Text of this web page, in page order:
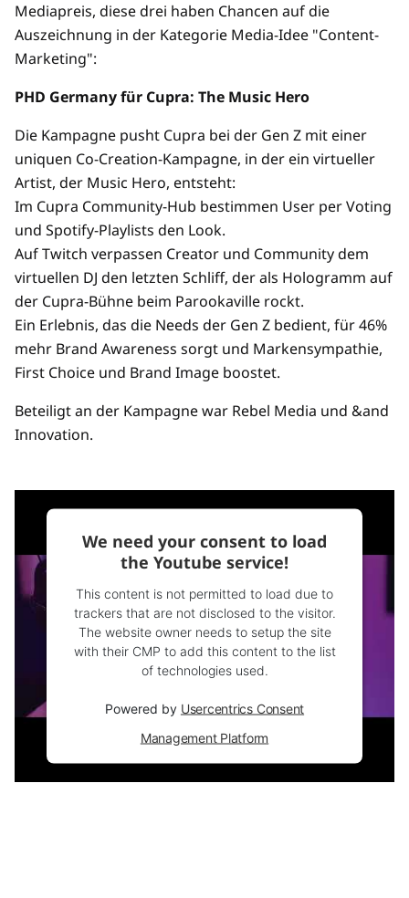
Mediapreis, diese drei haben Chancen auf die
Auszeichnung in der Kategorie Media-Idee "Content-
Marketing":
PHD Germany für Cupra: The Music Hero
Die Kampagne pusht Cupra bei der Gen Z mit einer
uniquen Co-Creation-Kampagne, in der ein virtueller
Artist, der Music Hero, entsteht:
Im Cupra Community-Hub bestimmen User per Voting
und Spotify-Playlists den Look.
Auf Twitch verpassen Creator und Community dem
virtuellen DJ den letzten Schliff, der als Hologramm auf
der Cupra-Bühne beim Parookaville rockt.
Ein Erlebnis, das die Needs der Gen Z bedient, für 46%
mehr Brand Awareness sorgt und Markensympathie,
First Choice und Brand Image boostet.
Beteiligt an der Kampagne war Rebel Media und &and
Innovation.
We need your consent to load
the Youtube service!
This content is not permitted to load due to
trackers that are not disclosed to the visitor.
The website owner needs to setup the site
with their CMP to add this content to the list
of technologies used.
Powered by Usercentrics Consent
Management Platform